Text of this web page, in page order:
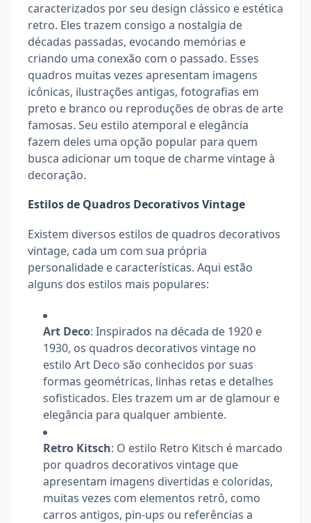
caracterizados por seu design clássico e estética
retro. Eles trazem consigo a nostalgia de
décadas passadas, evocando memórias e
criando uma conexão com o passado. Esses
quadros muitas vezes apresentam imagens
icônicas, ilustrações antigas, fotografias em
preto e branco ou reproduções de obras de arte
famosas. Seu estilo atemporal e elegância
fazem deles uma opção popular para quem
busca adicionar um toque de charme vintage à
decoração.
Estilos de Quadros Decorativos Vintage
Existem diversos estilos de quadros decorativos
vintage, cada um com sua própria
personalidade e características. Aqui estão
alguns dos estilos mais populares:
Art Deco: Inspirados na década de 1920 e
1930, os quadros decorativos vintage no
estilo Art Deco são conhecidos por suas
formas geométricas, linhas retas e detalhes
sofisticados. Eles trazem um ar de glamour e
elegância para qualquer ambiente.
Retro Kitsch: O estilo Retro Kitsch é marcado
por quadros decorativos vintage que
apresentam imagens divertidas e coloridas,
muitas vezes com elementos retrô, como
carros antigos, pin-ups ou referências a